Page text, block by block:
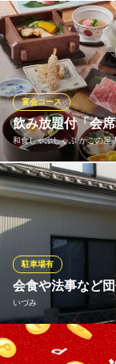
個室で愉しむ旬
山陽電鉄本線尾
兵庫県加古川市加古
その日その日の仕入
実した内容の「お
３コースをご用意
食材があればご遠慮
することも可能です
都久志
天ぷらと創作＆
ＪＲ東加古川駅
兵庫県加古川市平岡町
飲み放題付「会
和食しゃぶしゃぶ かごの屋
宴会コース
美味しいお食事を
席・法要会席など
す。ご予算・ご要
軽にご相談ください
和食しゃぶしゃ
和食しゃぶしゃぶ
ＪＲ加古川駅南
兵庫県加古川市加古
会食や法事など
いづみ
駐車場有
当店では30台ほど